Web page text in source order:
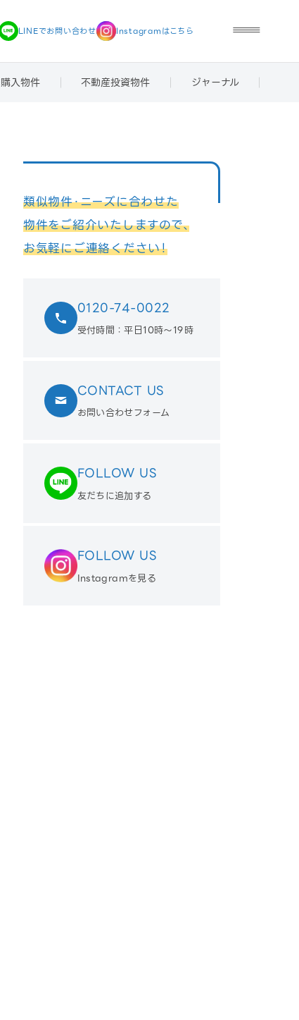
LINEでお問い合わせ Instagramはこちら
入物件 不動産投資物件 ジャーナル
類似物件・ニーズに合わせた
物件をご紹介いたしますので、
お気軽にご連絡ください！
0120-74-0022
受付時間：平日10時〜19時
CONTACT US
お問い合わせフォーム
FOLLOW US
友だちに追加する
FOLLOW US
Instagramを見る